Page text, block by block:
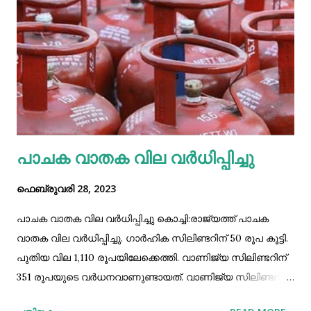
അത് യഥാസമയം ഉപജില്ലാ വിദ്യാഭ്യാസ ഓഫീസറെ
അറിയിക്കുവാനും ബന്ധപ്പെട്ട ഉദ്യോഗസ്ഥർ സ്കൂളുകൾക്ക്
നിർദ്ദേശം നൽകണം. ഉച്ചഭക്ഷണം കഴിക്കുന്ന കുട്ടികളുടെ
എണ്ണം മാത്രം രേഖകളിൽ ഉൾപ്പെടുത്തുന്നു എന്ന് ഉറപ്പ്
വരുത്തണമെന്നും ഉത്തരവിൽ പറയുന്നുണ്ട്
പാചക വാതക വില വര്‍ധിപ്പിച്ചു
ഫെബ്രുവരി 28, 2023
പാചക വാതക വില വര്‍ധിപ്പിച്ചു കൊച്ചി:രാജ്യത്ത് പാചക
വാതക വില വര്‍ധിപ്പിച്ചു. ഗാര്‍ഹിക സിലിണ്ടറിന് 50 രൂപ കൂട്ടി.
പുതിയ വില 1,110 രൂപയിലേക്കെത്തി. വാണിജ്യ സിലിണ്ടറിന്
351 രൂപയുടെ വര്‍ധനവാണുണ്ടായത്. വാണിജ്യ സിലിണ്ടറിന്